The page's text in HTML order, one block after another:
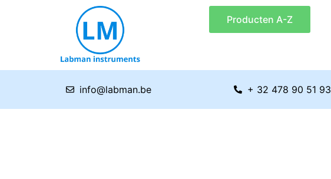
Producten A-Z
info@labman.be + 32 478 90 51 93